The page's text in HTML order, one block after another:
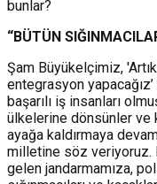
bunlar?
“BÜTÜN
Şam Büyükelçimiz,
entegrasyon
başarılı iş insanları
ülkelerine dönsünler ve
ayağa kaldırmaya
milletine söz veriyoruz.
gelen jandarmamıza,